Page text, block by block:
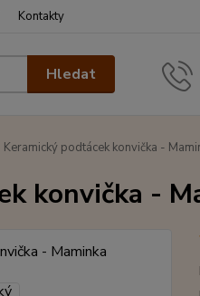
Kontakty
Hledat
Keramický podtácek konvička -
konvička -